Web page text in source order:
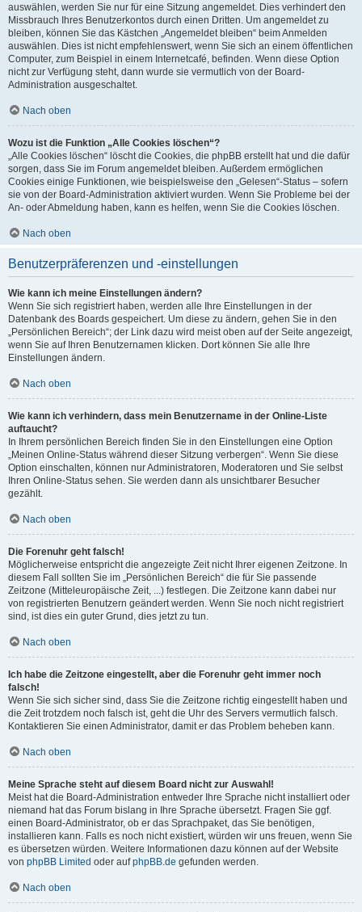
auswählen, werden Sie nur für eine Sitzung angemeldet. Dies verhindert den
Missbrauch Ihres Benutzerkontos durch einen Dritten. Um angemeldet zu
bleiben, können Sie das Kästchen „Angemeldet bleiben“ beim Anmelden
auswählen. Dies ist nicht empfehlenswert, wenn Sie sich an einem öffentlichen
Computer, zum Beispiel in einem Internetcafé, befinden. Wenn diese Option
nicht zur Verfügung steht, dann wurde sie vermutlich von der Board-
Administration ausgeschaltet.
Nach oben
Wozu ist die Funktion „Alle Cookies löschen“?
„Alle Cookies löschen“ löscht die Cookies, die phpBB erstellt hat und die dafür
sorgen, dass Sie im Forum angemeldet bleiben. Außerdem ermöglichen
Cookies einige Funktionen, wie beispielsweise den „Gelesen“-Status – sofern
sie von der Board-Administration aktiviert wurden. Wenn Sie Probleme bei der
An- oder Abmeldung haben, kann es helfen, wenn Sie die Cookies löschen.
Nach oben
Benutzerpräferenzen und -einstellungen
Wie kann ich meine Einstellungen ändern?
Wenn Sie sich registriert haben, werden alle Ihre Einstellungen in der
Datenbank des Boards gespeichert. Um diese zu ändern, gehen Sie in den
„Persönlichen Bereich“; der Link dazu wird meist oben auf der Seite angezeigt,
wenn Sie auf Ihren Benutzernamen klicken. Dort können Sie alle Ihre
Einstellungen ändern.
Nach oben
Wie kann ich verhindern, dass mein Benutzername in der Online-Liste
auftaucht?
In Ihrem persönlichen Bereich finden Sie in den Einstellungen eine Option
„Meinen Online-Status während dieser Sitzung verbergen“. Wenn Sie diese
Option einschalten, können nur Administratoren, Moderatoren und Sie selbst
Ihren Online-Status sehen. Sie werden dann als unsichtbarer Besucher
gezählt.
Nach oben
Die Forenuhr geht falsch!
Möglicherweise entspricht die angezeigte Zeit nicht Ihrer eigenen Zeitzone. In
diesem Fall sollten Sie im „Persönlichen Bereich“ die für Sie passende
Zeitzone (Mitteleuropäische Zeit, ...) festlegen. Die Zeitzone kann dabei nur
von registrierten Benutzern geändert werden. Wenn Sie noch nicht registriert
sind, ist dies ein guter Grund, dies jetzt zu tun.
Nach oben
Ich habe die Zeitzone eingestellt, aber die Forenuhr geht immer noch
falsch!
Wenn Sie sich sicher sind, dass Sie die Zeitzone richtig eingestellt haben und
die Zeit trotzdem noch falsch ist, geht die Uhr des Servers vermutlich falsch.
Kontaktieren Sie einen Administrator, damit er das Problem beheben kann.
Nach oben
Meine Sprache steht auf diesem Board nicht zur Auswahl!
Meist hat die Board-Administration entweder Ihre Sprache nicht installiert oder
niemand hat das Forum bislang in Ihre Sprache übersetzt. Fragen Sie ggf.
einen Board-Administrator, ob er das Sprachpaket, das Sie benötigen,
installieren kann. Falls es noch nicht existiert, würden wir uns freuen, wenn Sie
es übersetzen würden. Weitere Informationen dazu können auf der Website
von phpBB Limited oder aufphpBB.de gefunden werden.
Nach oben